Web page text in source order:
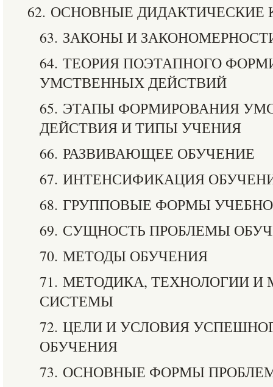
62. ОСНОВНЫЕ ДИДАКТИЧЕСКИЕ
63. ЗАКОНЫ И
64. ТЕОРИЯ ПОЭТАПНОГО
УМСТВЕННЫХ ДЕЙСТВИЙ
65. ЭТАПЫ ФОРМИРОВАНИЯ
ДЕЙСТВИЯ И ТИПЫ УЧЕНИЯ
66. РАЗВИВАЮЩЕЕ ОБУЧЕНИЕ
67. ИНТЕНСИФИКАЦИЯ
68. ГРУППОВЫЕ ФОРМЫ
69. СУЩНОСТЬ ПРОБЛЕМЫ
70. МЕТОДЫ ОБУЧЕНИЯ
71. МЕТОДИКА, ТЕХНОЛОГИИ И
СИСТЕМЫ
72. ЦЕЛИ И УСЛОВИЯ
ОБУЧЕНИЯ
73. ОСНОВНЫЕ ФОРМЫ